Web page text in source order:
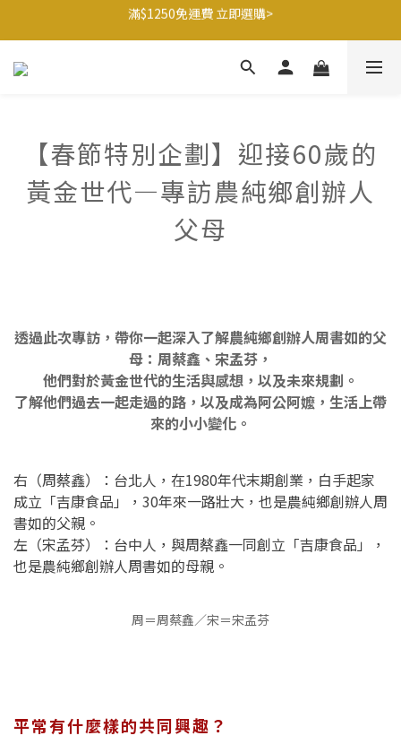
滿$1250免運費 立即選購>
🍊橘子姐姐 香蕉哥哥🍌聯名益生菌77折起 ＞
【春節特別企劃】迎接60歲的
黃金世代—專訪農純鄉創辦人
父母
透過此次專訪，帶你一起深入了解農純鄉創辦人周書如的父
母：周蔡鑫、宋孟芬，
他們對於黃金世代的生活與感想，以及未來規劃。
了解他們過去一起走過的路，以及成為阿公阿嬤，生活上帶
來的小小變化。
右（周蔡鑫）：台北人，在1980年代末期創業，白手起家
成立「吉康食品」，30年來一路壯大，也是農純鄉創辦人周
書如的父親。
左（宋孟芬）：台中人，與周蔡鑫一同創立 「吉康食品」
，
也是農純鄉創辦人周書如的母親。
周＝周蔡鑫／宋＝宋孟芬
平常有什麼樣的共同興趣？